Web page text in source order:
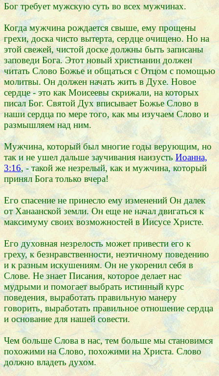
Бог требует мужскую суть во всех мужчинах.
Когда мужчина рождается свыше, ему прощены
грехи, доска чисто вытерта, сердце очищено. Но на
этой свежей, чистой доске должны быть записаны
заповеди Бога. Этот новый христианин должен
читать Слово Божье и общаться с Отцом с помощью
молитвы. Он должен начать жить в Духе. Новое
сердце - это как Моисеевы скрижали, на которых
писал Бог. Святой Дух вписывает Божье Слово в
наши сердца по мере того, как мы изучаем Слово и
размышляем над ним.
Мужчина, который был многие годы верующим, но
так и не ушел дальше заучивания наизустьИоанна,
3:16, - такой же незрелый, как и мужчина, который
принял Бога только вчера!
Его спасение не принесло ему изменений Он далек
от Ханаанской земли. Он еще не начал двигаться к
максимуму своих возможностей в Иисусе Христе.
Его духовная незрелость может привести его к
греху, к безнравственности, неэтичному поведению
и к разным искушениям. Он не укоренил себя в
Слове. Не знает Писания, которое делает нас
мудрыми и помогает выбрать истинный курс
поведения, выработать правильную манеру
говорить, выработать правильное отношение сердца
и основание для нашей совести.
Чем больше Слова в нас, тем больше мы становимся
похожими на Слово, похожими на Христа. Слово
должно владеть духом.